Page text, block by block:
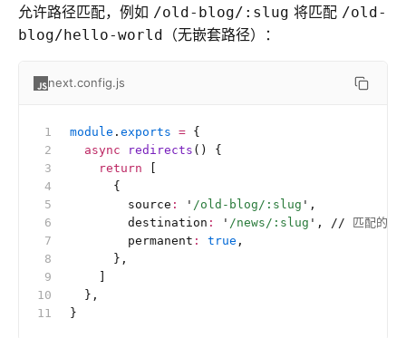
允许路径匹配，例如 /old-blog/:slug 将匹配 /old-
blog/hello-world （无嵌套路径）：
next.config.js
module . exports = {
  async
redirects () {
    return
      {
        source
: ' /old-blog/:slug ' ,
        destination
: ' /news/:slug ' , // 匹配的参
        permanent
: true ,
      },
  },
}